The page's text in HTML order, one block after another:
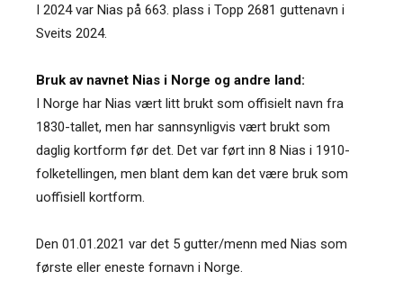
I 2024 var Nias på 663. plass i Topp 2681 guttenavn i
Sveits 2024.
Bruk av navnet Nias i Norge og andre land:
I Norge har Nias vært litt brukt som offisielt navn fra
1830-tallet, men har sannsynligvis vært brukt som
daglig kortform før det. Det var ført inn 8 Nias i 1910-
folketellingen, men blant dem kan det være bruk som
uoffisiell kortform.
Den 01.01.2021 var det 5 gutter/menn med Nias som
første eller eneste fornavn i Norge.